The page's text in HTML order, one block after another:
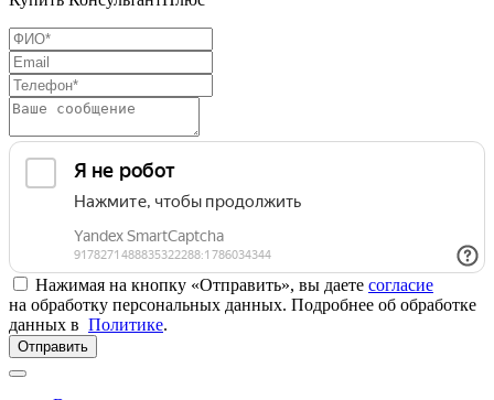
Нажимая на кнопку «Отправить», вы даете согласие
на обработку персональных данных. Подробнее об обработке
данных в Политике.
Отправить